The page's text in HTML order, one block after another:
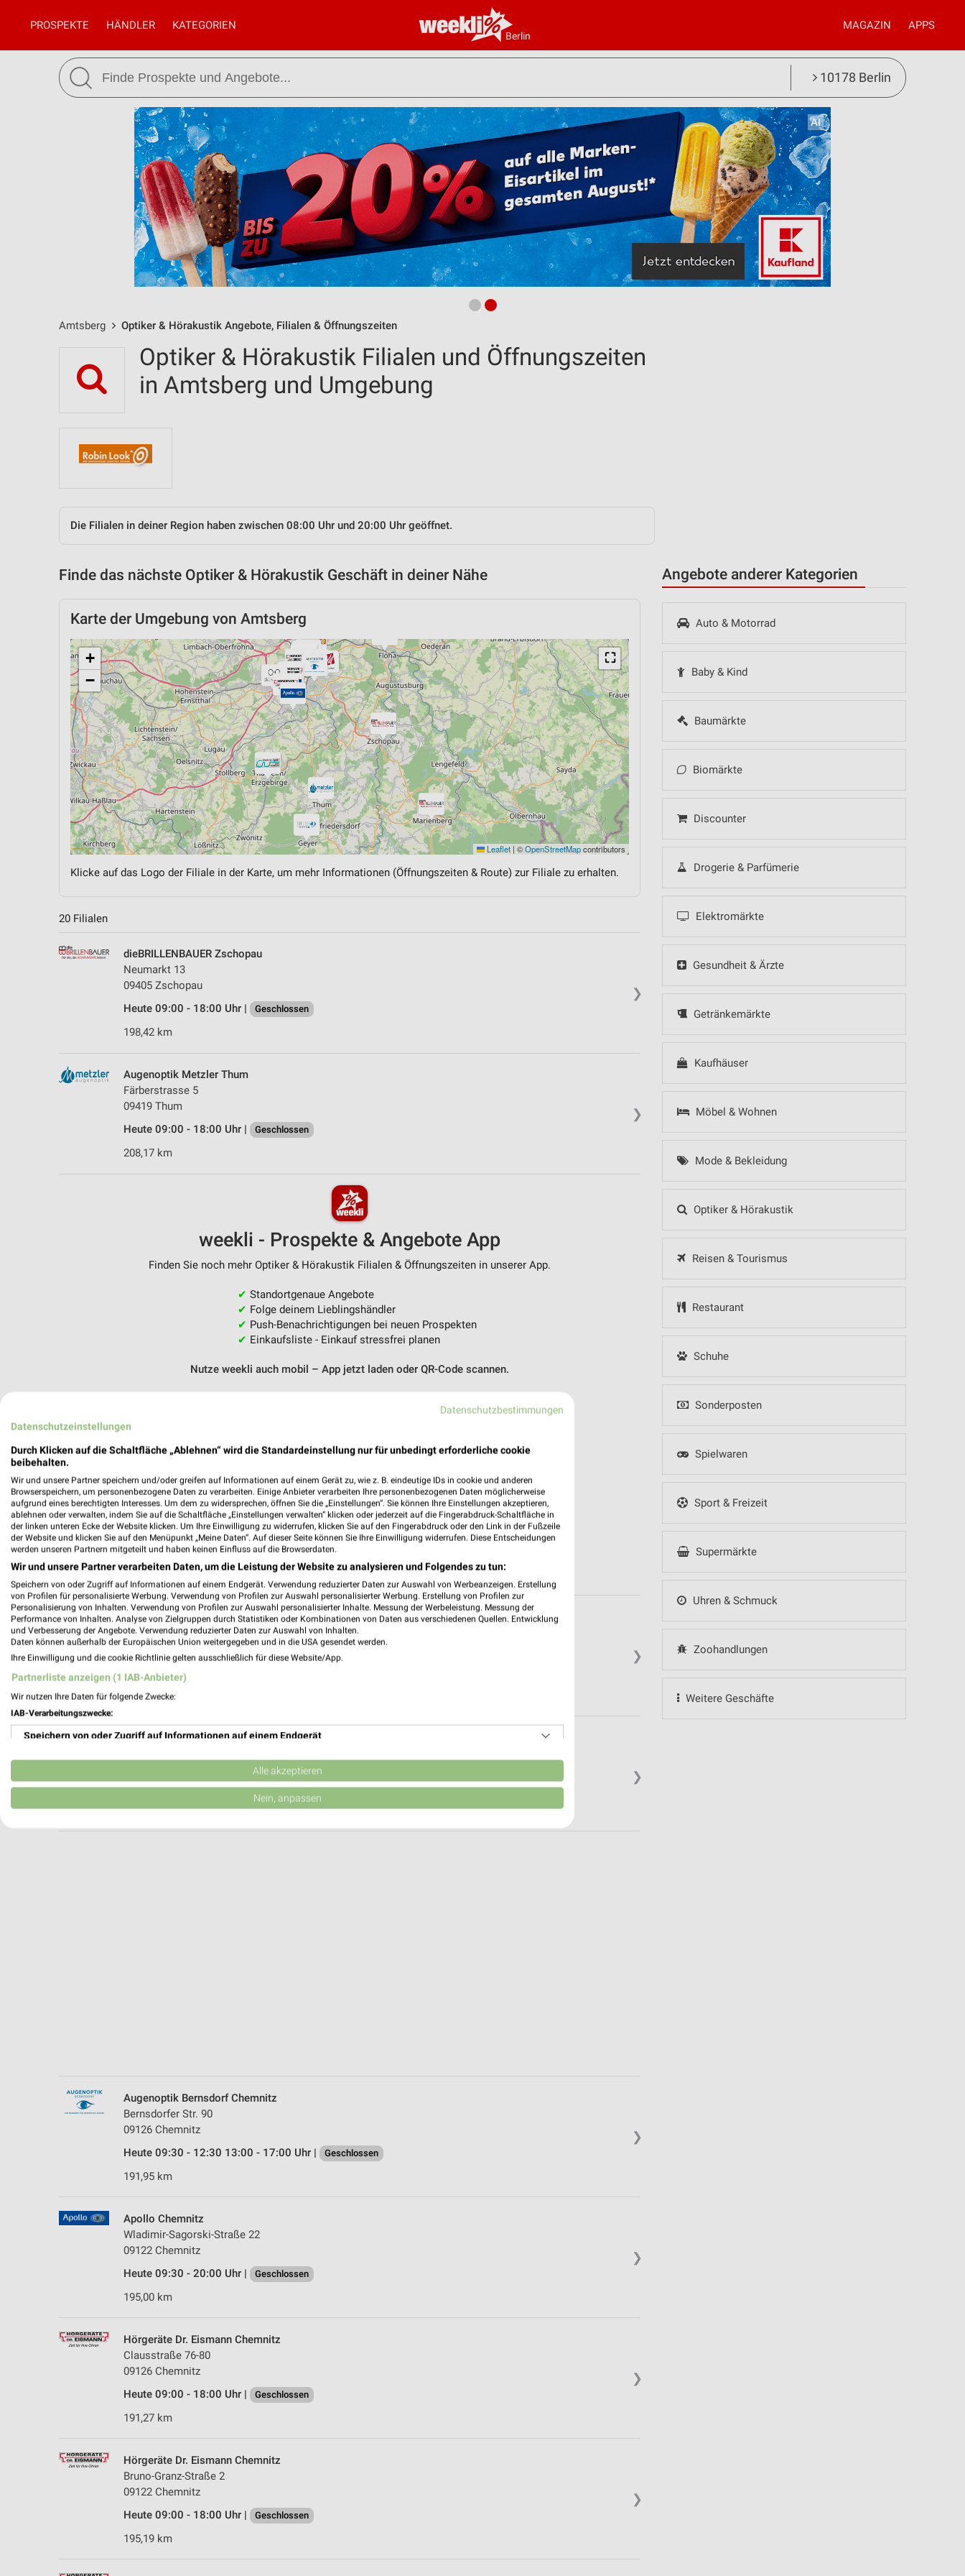
Berlin
PROSPEKTE HÄNDLER KATEGORIEN MAGAZIN APPS
10178 Berlin
Amtsberg Optiker & Hörakustik Angebote, Filialen & Öffnungszeiten
Angebote anderer Kategorien
Auto & Motorrad
Baby & Kind
Baumärkte
Biomärkte
Discounter
Drogerie & Parfümerie
Elektromärkte
Gesundheit & Ärzte
Getränkemärkte
Kaufhäuser
Möbel & Wohnen
Mode & Bekleidung
Optiker & Hörakustik
Reisen & Tourismus
Restaurant
Schuhe
Sonderposten
Spielwaren
Sport & Freizeit
Supermärkte
Uhren & Schmuck
Zoohandlungen
Weitere Geschäfte
Optiker & Hörakustik Filialen und Öffnungszeiten
in Amtsberg und Umgebung
Die Filialen in deiner Region haben zwischen 08:00 Uhr und 20:00 Uhr geöffnet.
Finde das nächste Optiker & Hörakustik Geschäft in deiner Nähe
Karte der Umgebung von Amtsberg
⛶
+
−
Leaflet | ©OpenStreetMapcontributors
Klicke auf das Logo der Filiale in der Karte, um mehr Informationen (Öffnungszeiten & Route) zur Filiale zu erhalten.
20 Filialen
❯
dieBRILLENBAUER Zschopau
Neumarkt 13
09405 Zschopau
Heute 09:00 - 18:00 Uhr |
Geschlossen
198,42 km
❯
Augenoptik Metzler Thum
Färberstrasse 5
09419 Thum
Heute 09:00 - 18:00 Uhr |
Geschlossen
208,17 km
weekli - Prospekte & Angebote App
Finden Sie noch mehr Optiker & Hörakustik Filialen & Öffnungszeiten in unserer App.
✔ Standortgenaue Angebote
✔ Folge deinem Lieblingshändler
✔ Push-Benachrichtigungen bei neuen Prospekten
✔ Einkaufsliste - Einkauf stressfrei planen
Nutze weekli auch mobil – App jetzt laden oder QR-Code scannen.
❯
Apollo Chemnitz
Chemnitzer Str. 65
09123 Chemnitz
Heute 09:00 - 20:00 Uhr |
196,21 km
❯
Optiker Meise Chemnitz
Heute 09:00 - 18:00 Uhr | Geschlossen
❯
Augenoptik Bernsdorf Chemnitz
Bernsdorfer Str. 90
09126 Chemnitz
Heute 09:30 - 12:30 13:00 - 17:00 Uhr |
Geschlossen
191,95 km
❯
Apollo Chemnitz
Wladimir-Sagorski-Straße 22
09122 Chemnitz
Heute 09:30 - 20:00 Uhr |
Geschlossen
195,00 km
❯
Hörgeräte Dr. Eismann Chemnitz
Clausstraße 76-80
09126 Chemnitz
Heute 09:00 - 18:00 Uhr |
Geschlossen
191,27 km
❯
Hörgeräte Dr. Eismann Chemnitz
Bruno-Granz-Straße 2
09122 Chemnitz
Heute 09:00 - 18:00 Uhr |
Geschlossen
195,19 km
Datenschutzbestimmungen
Datenschutzeinstellungen
Durch Klicken auf die Schaltfläche „Ablehnen“ wird die Standardeinstellung nur für unbedingt erforderliche cookie
beibehalten.
Wir und unsere Partner speichern und/oder greifen auf Informationen auf einem Gerät zu, wie z. B. eindeutige IDs in cookie und anderen
Browserspeichern, um personenbezogene Daten zu verarbeiten. Einige Anbieter verarbeiten Ihre personenbezogenen Daten möglicherweise
aufgrund eines berechtigten Interesses. Um dem zu widersprechen, öffnen Sie die „Einstellungen“. Sie können Ihre Einstellungen akzeptieren,
ablehnen oder verwalten, indem Sie auf die Schaltfläche „Einstellungen verwalten“ klicken oder jederzeit auf die Fingerabdruck-Schaltfläche in
der linken unteren Ecke der Website klicken. Um Ihre Einwilligung zu widerrufen, klicken Sie auf den Fingerabdruck oder den Link in der Fußzeile
der Website und klicken Sie auf den Menüpunkt „Meine Daten“. Auf dieser Seite können Sie Ihre Einwilligung widerrufen. Diese Entscheidungen
werden unseren Partnern mitgeteilt und haben keinen Einfluss auf die Browserdaten.
Wir und unsere Partner verarbeiten Daten, um die Leistung der Website zu analysieren und Folgendes zu tun:
Speichern von oder Zugriff auf Informationen auf einem Endgerät. Verwendung reduzierter Daten zur Auswahl von Werbeanzeigen. Erstellung
von Profilen für personalisierte Werbung. Verwendung von Profilen zur Auswahl personalisierter Werbung. Erstellung von Profilen zur
Personalisierung von Inhalten. Verwendung von Profilen zur Auswahl personalisierter Inhalte. Messung der Werbeleistung. Messung der
Performance von Inhalten. Analyse von Zielgruppen durch Statistiken oder Kombinationen von Daten aus verschiedenen Quellen. Entwicklung
und Verbesserung der Angebote. Verwendung reduzierter Daten zur Auswahl von Inhalten.
Daten können außerhalb der Europäischen Union weitergegeben und in die USA gesendet werden.
Ihre Einwilligung und die cookie Richtlinie gelten ausschließlich für diese Website/App.
Partnerliste anzeigen (1 IAB-Anbieter)
Wir nutzen Ihre Daten für folgende Zwecke:
IAB-Verarbeitungszwecke:
Speichern von oder Zugriff auf Informationen auf einem Endgerät
Verwendung reduzierter Daten zur Auswahl von Werbeanzeigen
Erstellung von Profilen für personalisierte Werbung
Verwendung genauer Standortdaten
Geräte anhand von aktiv angeforderten Informationen identifizieren
Funktional
Alle akzeptieren
Nein, anpassen